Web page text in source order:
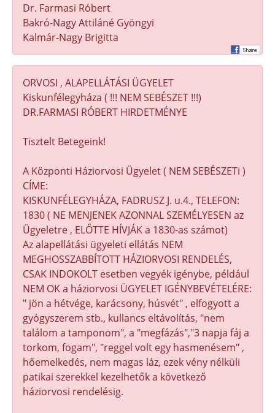
Dr. Farmasi Róbert
Bakró-Nagy Attiláné Gyöngyi
Kalmár-Nagy Brigitta
ORVOSI , ALAPELLÁTÁSI ÜGYELET
Kiskunfélegyháza ( !!! NEM SEBÉSZET !!!)
DR.FARMASI RÓBERT HIRDETMÉNYE
Tisztelt Betegeink!
A Központi Háziorvosi Ügyelet ( NEM SEBÉSZETi )
CÍME:
KISKUNFÉLEGYHÁZA, FADRUSZ J. u.4., TELEFON:
1830 ( NE MENJENEK AZONNAL SZEMÉLYESEN az
Ügyeletre , ELŐTTE HÍVJÁK a 1830-as számot)
Az alapellátási ügyeleti ellátás NEM
MEGHOSSZABBÍTOTT HÁZIORVOSI RENDELÉS,
CSAK INDOKOLT esetben vegyék igénybe, például
NEM OK a háziorvosi ÜGYELET IGÉNYBEVÉTELÉRE:
" jön a hétvége, karácsony, húsvét" , elfogyott a
gyógyszerem stb., kullancs eltávolítás, "nem
találom a tamponom", a "megfázás","3 napja fáj a
torkom, fogam", "reggel volt egy hasmenésem" ,
hőemelkedés, nem magas láz, ezek vény nélküli
patikai szerekkel kezelhetők a következő
háziorvosi rendelésig.